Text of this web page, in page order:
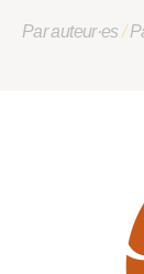
Par auteur·es/